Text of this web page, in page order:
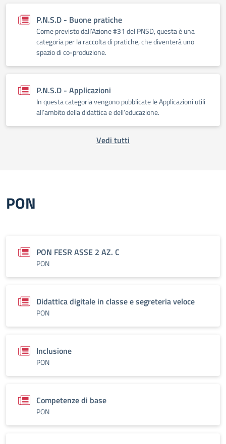
P.N.S.D - Buone pratiche
Come previsto dall’Azione #31 del PNSD, questa è una
categoria per la raccolta di pratiche, che diventerà uno
spazio di co-produzione.
P.N.S.D - Applicazioni
In questa categoria vengono pubblicate le Applicazioni utili
all’ambito della didattica e dell’educazione.
Vedi tutti
PON
PON FESR ASSE 2 AZ. C
PON
Didattica digitale in classe e segreteria veloce
PON
Inclusione
PON
Competenze di base
PON